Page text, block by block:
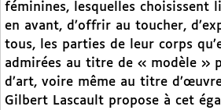
féminines, lesquelles choisissent
en avant, d’offrir au toucher,
tous, les parties de leur corps
admirées au titre de « modèle »
d’art, voire même au titre
Gilbert Lascault propose à cet